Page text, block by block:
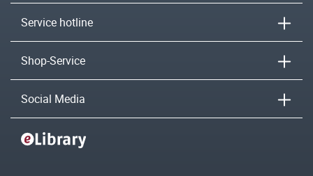
Service hotline
Shop-Service
Social Media